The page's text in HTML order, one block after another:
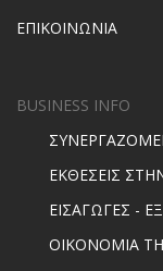
ΕΠΙΚΟΙΝΩΝΙΑ
BUSINESS INFO
ΕΚΘΕΣΕΙΣ
ΕΙΣΑΓΩΓΕΣ -
ΟΙΚΟΝΟΜΙΑ